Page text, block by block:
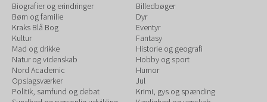
Biografier og erindringer
Børn og familie
Kraks Blå Bog
Kultur
Mad og drikke
Natur og videnskab
Nord Academic
Opslagsværker
Politik, samfund og debat
Billedbøger
Dyr
Eventyr
Fantasy
Historie og geografi
Hobby og sport
Humor
Jul
Krimi, gys og spænding